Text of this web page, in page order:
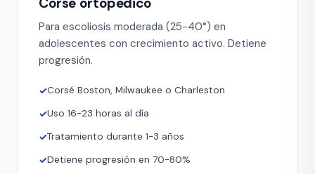
Para escoliosis moderada (25-40°) en
adolescentes con crecimiento activo. Detiene
progresión.
Corsé Boston, Milwaukee o Charleston
Uso 16-23 horas al día
Tratamiento durante 1-3 años
Detiene progresión en 70-80%